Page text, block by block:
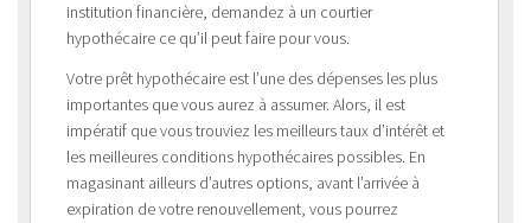
institution financière, demandez à un courtier
hypothécaire ce qu’il peut faire pour vous.
Votre prêt hypothécaire est l’une des dépenses les plus
importantes que vous aurez à assumer. Alors, il est
impératif que vous trouviez les meilleurs taux d’intérêt et
les meilleures conditions hypothécaires possibles. En
magasinant ailleurs d’autres options, avant l’arrivée à
expiration de votre renouvellement, vous pourrez